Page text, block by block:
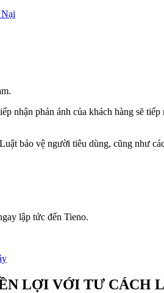
nhận phản ánh của khách hàng sẽ
bảo vệ người tiêu dùng, cũng như
lập tức đến Tieno.
LỢI VỚI TƯ CÁCH